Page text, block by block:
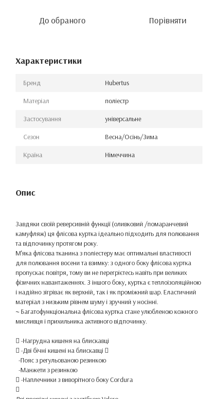
До обраного Порівняти
Характеристики
Бренд Hubertus
Матеріал поліестр
Застосування універсальне
Сезон Весна/Осінь/Зима
Країна Німеччина
Опис
Завдяки своїй реверсивній функції (оливковий /помаранчевий
камуфляж) ця флісова куртка ідеально підходить для полювання
та відпочинку протягом року.
М’яка флісова тканина з поліестеру має оптимальні властивості
для полювання восени та взимку: з одного боку флісова куртка
пропускає повітря, тому ви не перегрієтесь навіть при великих
фізичних навантаженнях. З іншого боку, куртка є теплоізоляційною
і надійно зігріває як верхній, так і як проміжний шар. Еластичний
матеріал з низьким рівнем шуму і зручний у носінні.
~ Багатофункціональна флісова куртка стане улюбленою кожного
мисливця і прихильника активного відпочинку.
 -Нагрудна кишеня на блискавці
 -Дві бічні кишені на блискавці 
-Пояс з регульованою резинкою
-Манжети з резинкою
 -Наплечники з виворітного боку Cordura
